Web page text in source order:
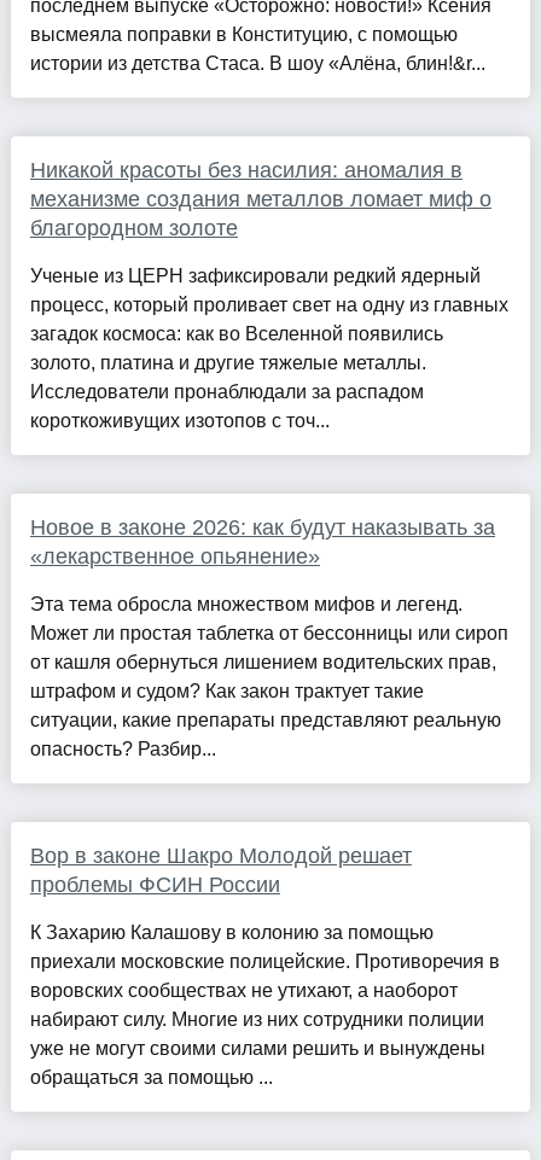
последнем выпуске «Осторожно: новости!» Ксения
высмеяла поправки в Конституцию, с помощью
истории из детства Стаса. В шоу «Алёна, блин!&r...
Никакой красоты без насилия: аномалия в
механизме создания металлов ломает миф о
благородном золоте
Ученые из ЦЕРН зафиксировали редкий ядерный
процесс, который проливает свет на одну из главных
загадок космоса: как во Вселенной появились
золото, платина и другие тяжелые металлы.
Исследователи пронаблюдали за распадом
короткоживущих изотопов с точ...
Новое в законе 2026: как будут наказывать за
«лекарственное опьянение»
Эта тема обросла множеством мифов и легенд.
Может ли простая таблетка от бессонницы или сироп
от кашля обернуться лишением водительских прав,
штрафом и судом? Как закон трактует такие
ситуации, какие препараты представляют реальную
опасность? Разбир...
Вор в законе Шакро Молодой решает
проблемы ФСИН России
К Захарию Калашову в колонию за помощью
приехали московские полицейские. Противоречия в
воровских сообществах не утихают, а наоборот
набирают силу. Многие из них сотрудники полиции
уже не могут своими силами решить и вынуждены
обращаться за помощью ...